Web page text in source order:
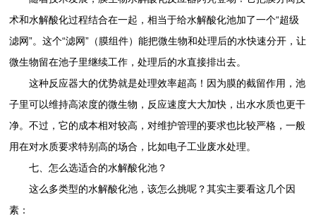
术和水解酸化过程结合在一起，相当于给水解酸化池加了一个“超级
滤网”。这个“滤网”（膜组件）能把微生物和处理后的水快速分开，让
微生物留在池子里继续工作，处理后的水直接排出去。
这种反应器大的优势就是处理效率超高！因为膜的截留作用，池
子里可以维持高浓度的微生物，反应速度大大加快，出水水质也更干
净。不过，它的成本相对较高，对维护管理的要求也比较严格，一般
用在对水质要求特别高的场合，比如电子工业废水处理。
七、怎么选适合的水解酸化池？
这么多类型的水解酸化池，该怎么挑呢？其实主要看这几个因
素：